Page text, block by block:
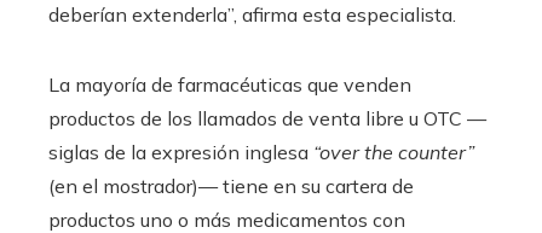
deberían extenderla”, afirma esta especialista.
La mayoría de farmacéuticas que venden
productos de los llamados de venta libre u OTC —
siglas de la expresión inglesa “over the counter”
(en el mostrador)— tiene en su cartera de
productos uno o más medicamentos con